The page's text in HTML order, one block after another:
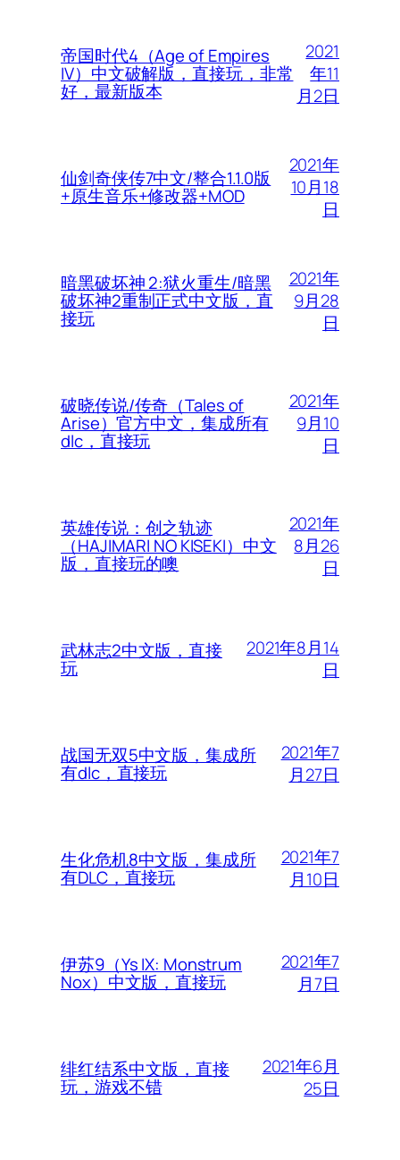
帝国时代4（Age of Empires
IV）中文破解版，直接玩，非常
好，最新版本
2021
年11
月2日
仙剑奇侠传7中文/整合1.1.0版
+原生音乐+修改器+MOD
2021年
10月18
日
暗黑破坏神 2:狱火重生/暗黑
破坏神2重制正式中文版，直
接玩
2021年
9月28
日
破晓传说/传奇（Tales of
Arise）官方中文，集成所有
dlc，直接玩
2021年
9月10
日
英雄传说：创之轨迹
（HAJIMARI NO KISEKI）中文
版，直接玩的噢
2021年
8月26
日
武林志2中文版，直接
玩
2021年8月14
日
战国无双5中文版，集成所
有dlc，直接玩
2021年7
月27日
生化危机8中文版，集成所
有DLC，直接玩
2021年7
月10日
伊苏9（Ys IX: Monstrum
Nox）中文版，直接玩
2021年7
月7日
绯红结系中文版，直接
玩，游戏不错
2021年6月
25日